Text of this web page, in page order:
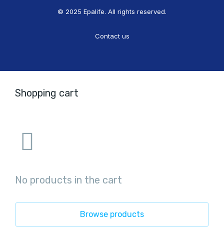
© 2025 Epalife. All rights reserved.
Contact us
Shopping cart
No products in the cart
Browse products